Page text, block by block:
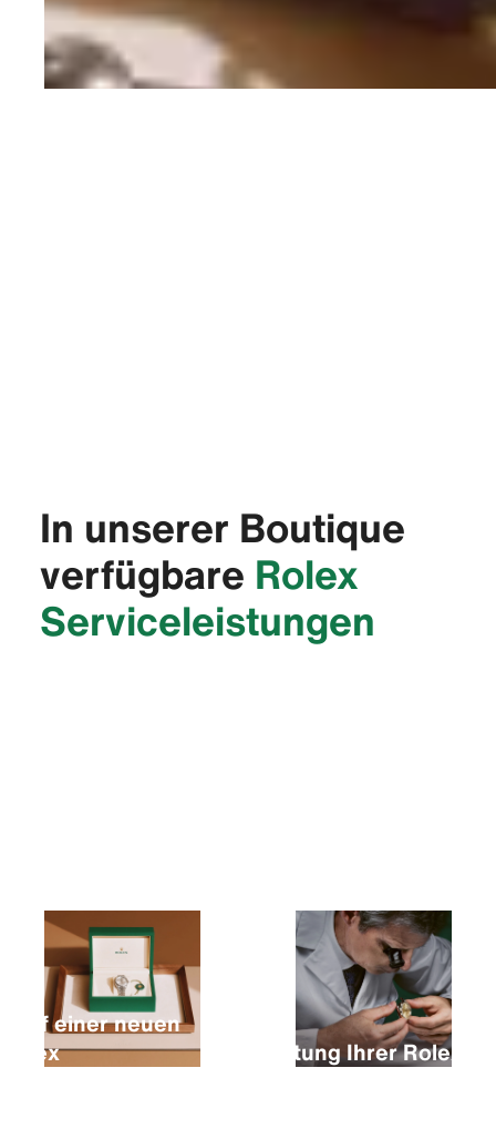
In unserer Boutique
verfügbare Rolex
Service­leistungen
Kauf einer neuen
Rolex
Wartung Ihrer Rolex